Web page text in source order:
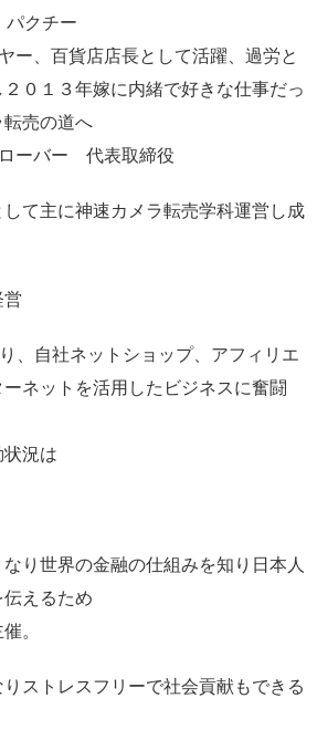
パクチー
ー、百貨店店長として活躍、過労と
０１３年嫁に内緒で好きな仕事だっ
売の道へ
ーバー 代表取締役
て主に神速カメラ転売学科運営し成
営
、自社ネットショップ、アフィリエ
ネットを活用したビジネスに奮闘
状況は
り世界の金融の仕組みを知り日本人
えるため
。
ストレスフリーで社会貢献もできる